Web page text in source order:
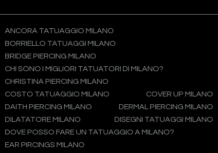
ANCORA TATUAGGIO MILANO
BORRIELLO TATUAGGI MILANO
BRIDGE PIERCING MILANO
CHI SONO I MIGLIORI TATUATORI DI MILANO?
CHRISTINA PIERCING MILANO
COSTO TATUAGGIO MILANO
COVER UP MILANO
DAITH PIERCING MILANO
DERMAL PIERCING MILANO
DILATATORE MILANO
DISEGNI TATUAGGI MILANO
DOVE POSSO FARE UN TATUAGGIO A MILANO?
EAR PIRCINGS MILANO